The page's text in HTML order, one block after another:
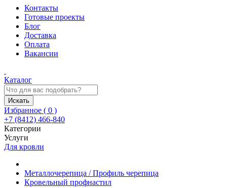
Контакты
Готовые проекты
Блог
Доставка
Оплата
Вакансии
Каталог
Искать
Избранное ( 0 )
+7 (8412) 466-840
Категории
Услуги
Для кровли
Металлочерепица / Профиль черепица
Кровельный профнастил